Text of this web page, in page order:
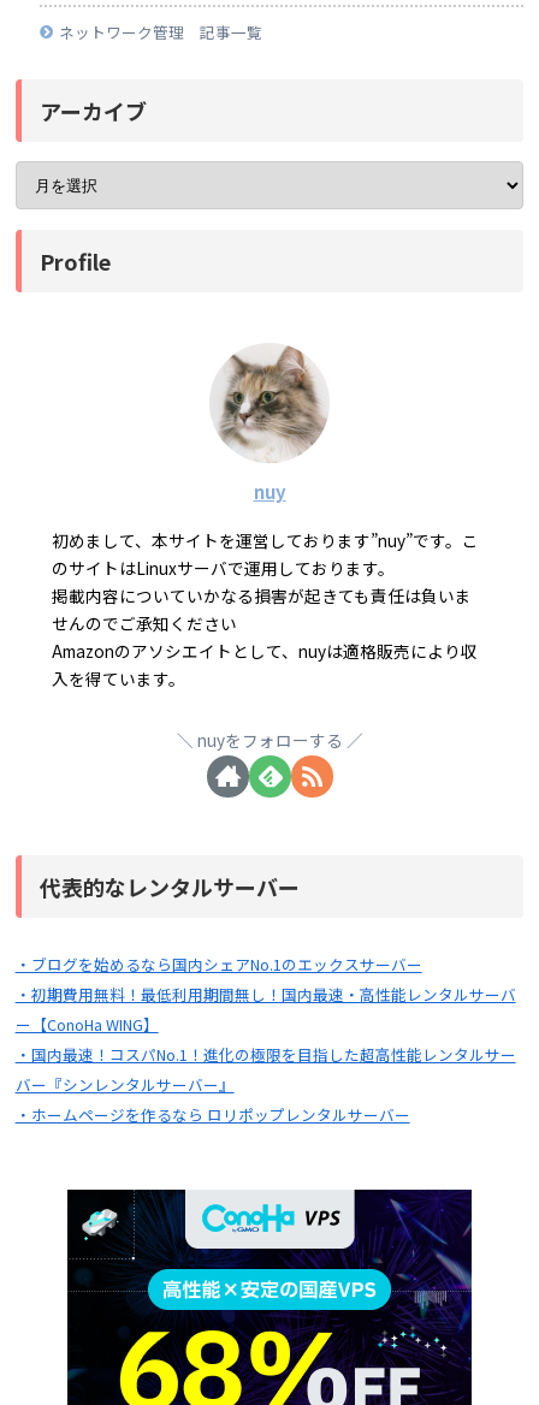
ネットワーク管理 記事一覧
アーカイブ
Profile
nuy
初めまして、本サイトを運営しております”nuy”です。こ
のサイトはLinuxサーバで運用しております。
掲載内容についていかなる損害が起きても責任は負いま
せんのでご承知ください
Amazonのアソシエイトとして、nuyは適格販売により収
入を得ています。
nuyをフォローする
代表的なレンタルサーバー
・ブログを始めるなら国内シェアNo.1のエックスサーバー
・初期費用無料！最低利用期間無し！国内最速・高性能レンタルサーバ
ー【ConoHa WING】
・国内最速！コスパNo.1！進化の極限を目指した超高性能レンタルサー
バー『シンレンタルサーバー』
・ホームページを作るなら ロリポップレンタルサーバー